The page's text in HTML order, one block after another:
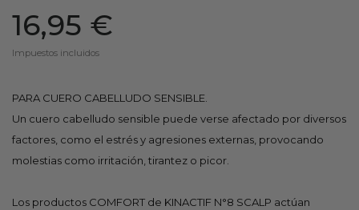
16,95 €
Impuestos incluidos
PARA CUERO CABELLUDO SENSIBLE.
Un cuero cabelludo sensible puede verse afectado por diversos
factores, como el estrés y agresiones externas, provocando
molestias como irritación, tirantez o picor.
Los productos COMFORT de KINACTIF N°8 SCALP actúan